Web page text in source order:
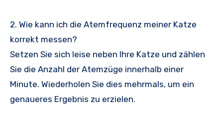
2. Wie kann ich die Atemfrequenz meiner Katze
korrekt messen?
Setzen Sie sich leise neben Ihre Katze und zählen
Sie die Anzahl der Atemzüge innerhalb einer
Minute. Wiederholen Sie dies mehrmals, um ein
genaueres Ergebnis zu erzielen.